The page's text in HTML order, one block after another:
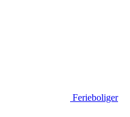
Ferieboliger